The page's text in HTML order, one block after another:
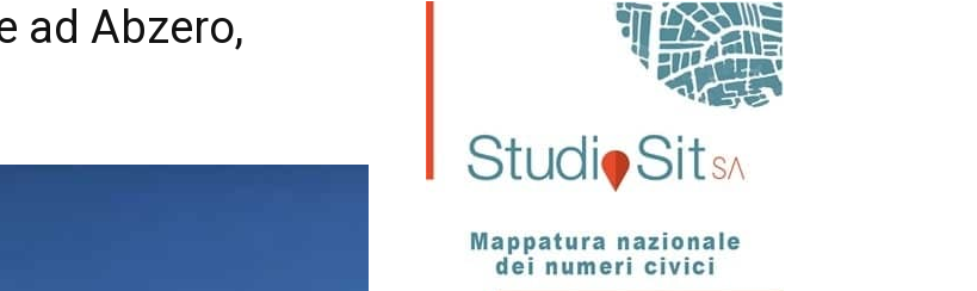
ad Abzero,